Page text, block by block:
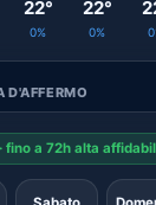
22°
0%
22°
0%
D'AFFERMO
fino a 72h alta